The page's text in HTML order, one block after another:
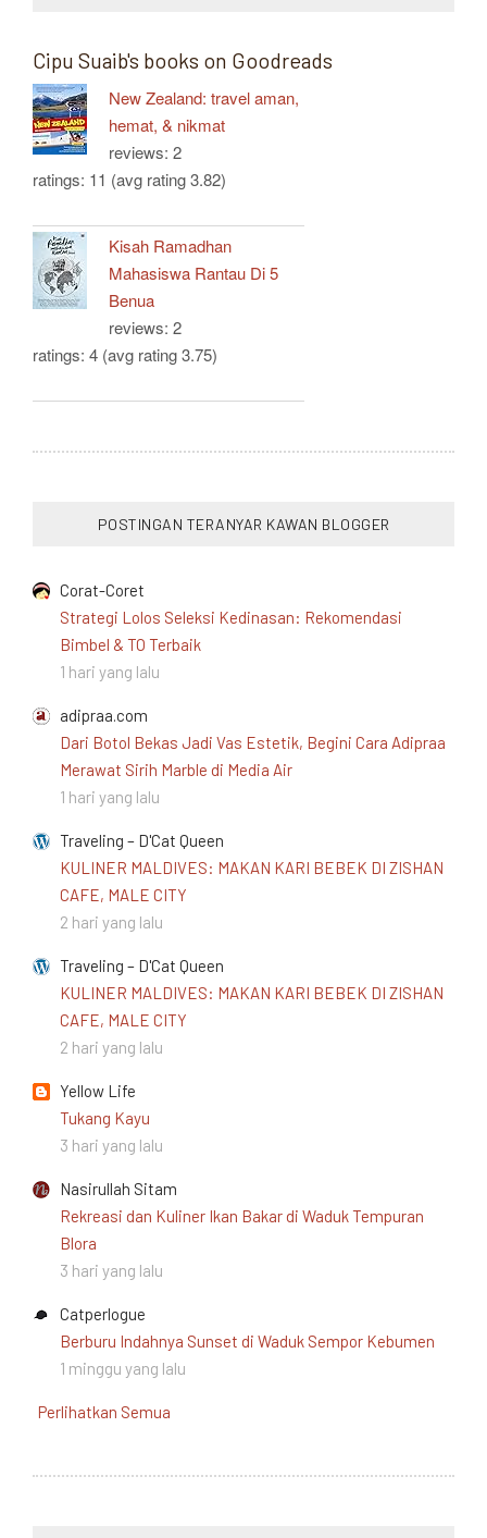
Cipu Suaib's books on Goodreads
New Zealand: travel aman,
hemat, & nikmat
reviews: 2
ratings: 11 (avg rating 3.82)
Kisah Ramadhan
Mahasiswa Rantau Di 5
Benua
reviews: 2
ratings: 4 (avg rating 3.75)
POSTINGAN TERANYAR KAWAN BLOGGER
Corat-Coret
Strategi Lolos Seleksi Kedinasan: Rekomendasi
Bimbel & TO Terbaik
1 hari yang lalu
adipraa.com
Dari Botol Bekas Jadi Vas Estetik, Begini Cara Adipraa
Merawat Sirih Marble di Media Air
1 hari yang lalu
Traveling – D'Cat Queen
KULINER MALDIVES: MAKAN KARI BEBEK DI ZISHAN
CAFE, MALE CITY
2 hari yang lalu
Traveling – D'Cat Queen
KULINER MALDIVES: MAKAN KARI BEBEK DI ZISHAN
CAFE, MALE CITY
2 hari yang lalu
Yellow Life
Tukang Kayu
3 hari yang lalu
Nasirullah Sitam
Rekreasi dan Kuliner Ikan Bakar di Waduk Tempuran
Blora
3 hari yang lalu
Catperlogue
Berburu Indahnya Sunset di Waduk Sempor Kebumen
1 minggu yang lalu
Perlihatkan Semua